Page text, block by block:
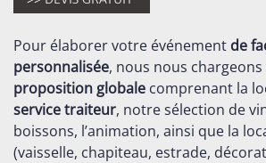
Pour élaborer votre événement de
personnalisée, nous nous
proposition globale comprenant la
service traiteur, notre sélection de
boissons, l’animation, ainsi que la
(vaisselle, chapiteau, estrade,